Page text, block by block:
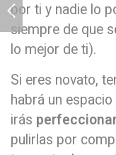
por ti y nadie lo
siempre de que
lo mejor de ti).
Si eres novato,
habrá un
irás
pulirlas por